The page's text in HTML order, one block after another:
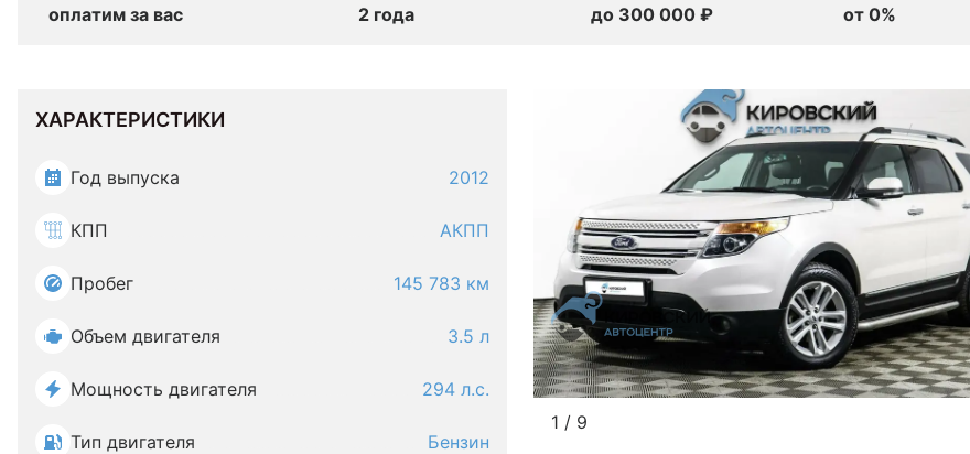
оплатим за вас
2 года
до 300 000 ₽
от 0%
ХАРАКТЕРИСТИКИ
Год выпуска 2012
КПП АКПП
Пробег 145 783 км
Объем двигателя 3.5 л
Мощность двигателя 294 л.с.
Тип двигателя Бензин
1 / 9